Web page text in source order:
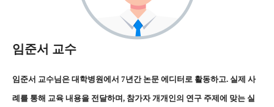
임준서 교수
임준서 교수님은 대학병원에서 7년간 논문 에디터로 활동하고. 실제 사
례를 통해 교육 내용을 전달하며, 참가자 개개인의 연구 주제에 맞는 실